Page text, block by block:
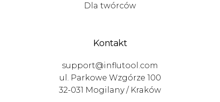
Dla twórców
Kontakt
support@influtool.com
ul. Parkowe Wzgórze 100
32-031 Mogilany / Kraków